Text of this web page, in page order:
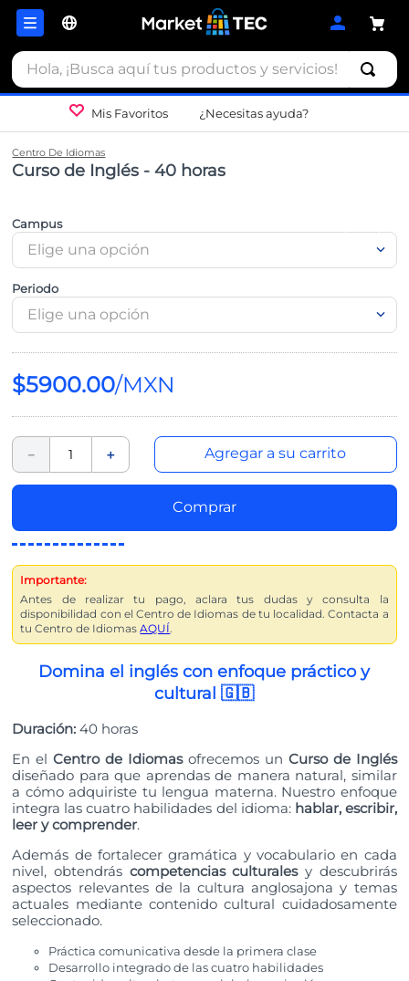
Hola, ¡Busca aquí tus productos y servicios!
Mis Favoritos ¿Necesitas ayuda?
Centro De Idiomas
Curso de Inglés - 40 horas
Campus
Elige una opción
Periodo
Elige una opción
$5900.00
＋
－ Agregar a su carrito
Comprar
Importante:
Antes de realizar tu pago, aclara tus dudas y consulta la
disponibilidad con el Centro de Idiomas de tu localidad. Contacta a
tu Centro de IdiomasAQUÍ.
Domina el inglés con enfoque práctico y
cultural 🇬🇧
Duración: 40 horas
En elCentro de Idiomasofrecemos un Curso de Inglés
diseñado para que aprendas de manera natural, similar
a cómo adquiriste tu lengua materna. Nuestro enfoque
integra las cuatro habilidades del idioma: hablar, escribir,
leer y comprender.
Además de fortalecer gramática y vocabulario en cada
nivel, obtendrás competencias culturalesy descubrirás
aspectos relevantes de la cultura anglosajona y temas
actuales mediante contenido cultural cuidadosamente
seleccionado.
Práctica comunicativa desde la primera clase
Desarrollo integrado de las cuatro habilidades